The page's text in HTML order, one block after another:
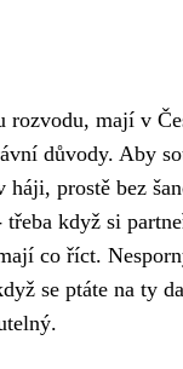
rozvodu, mají v
důvody. Aby
prostě bez
třeba když si
co říct.
se ptáte na ty